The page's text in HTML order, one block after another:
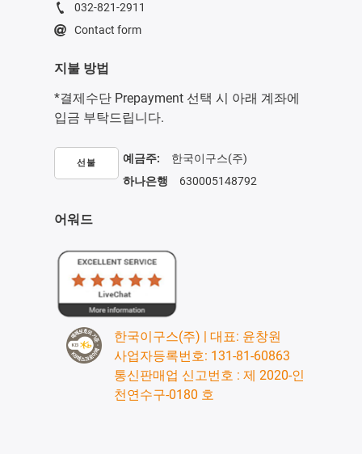
032-821-2911
Contact form
지불 방법
*결제수단 Prepayment 선택 시 아래 계좌에
입금 부탁드립니다.
선불 예금주: 한국이구스(주)
하나은행 630005148792
어워드
한국이구스(주) | 대표: 윤창원
사업자등록번호: 131-81-60863
통신판매업 신고번호 : 제 2020-인
천연수구-0180 호